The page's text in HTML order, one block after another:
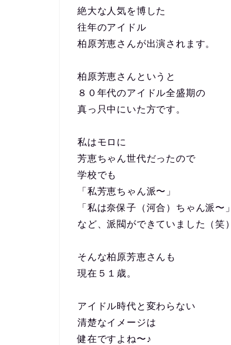
絶大な人気を博した
往年のアイドル
柏原芳恵さんが出演されます。
柏原芳恵さんというと
８０年代のアイドル全盛期の
真っ只中にいた方です。
私はモロに
芳恵ちゃん世代だったので
学校でも
「私芳恵ちゃん派〜」
「私は奈保子（河合）ちゃん派〜」
など、派閥ができていました（笑）
そんな柏原芳恵さんも
現在５１歳。
アイドル時代と変わらない
清楚なイメージは
健在ですよね〜♪